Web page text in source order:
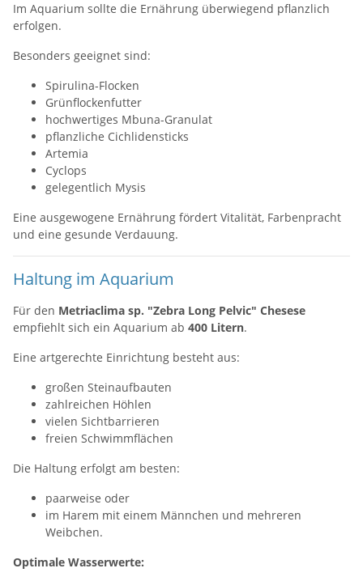
Im Aquarium sollte die Ernährung überwiegend pflanzlich
erfolgen.
Besonders geeignet sind:
Spirulina-Flocken
Grünflockenfutter
hochwertiges Mbuna-Granulat
pflanzliche Cichlidensticks
Artemia
Cyclops
gelegentlich Mysis
Eine ausgewogene Ernährung fördert Vitalität, Farbenpracht
und eine gesunde Verdauung.
Haltung im Aquarium
Für den Metriaclima sp. "Zebra Long Pelvic" Chesese
empfiehlt sich ein Aquarium ab 400 Litern.
Eine artgerechte Einrichtung besteht aus:
großen Steinaufbauten
zahlreichen Höhlen
vielen Sichtbarrieren
freien Schwimmflächen
Die Haltung erfolgt am besten:
paarweise oder
im Harem mit einem Männchen und mehreren
Weibchen.
Optimale Wasserwerte: